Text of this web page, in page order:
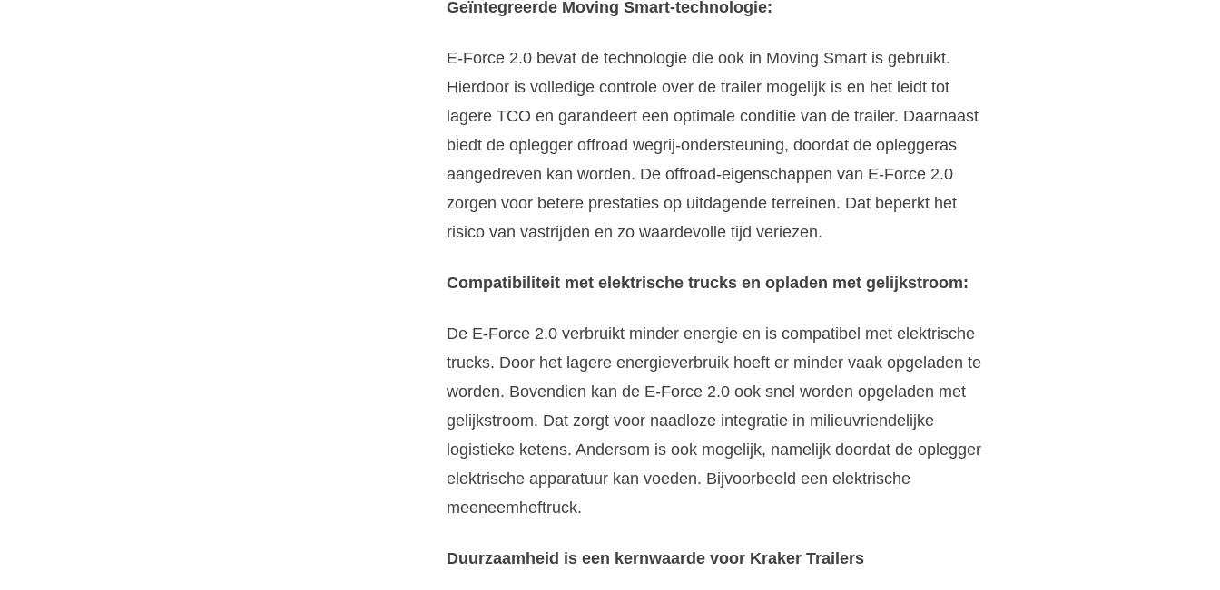
Geïntegreerde Moving Smart-technologie:
E-Force 2.0 bevat de technologie die ook in Moving Smart is gebruikt.
Hierdoor is volledige controle over de trailer mogelijk is en het leidt tot
lagere TCO en garandeert een optimale conditie van de trailer. Daarnaast
biedt de oplegger offroad wegrij-ondersteuning, doordat de opleggeras
aangedreven kan worden. De offroad-eigenschappen van E-Force 2.0
zorgen voor betere prestaties op uitdagende terreinen. Dat beperkt het
risico van vastrijden en zo waardevolle tijd veriezen.
Compatibiliteit met elektrische trucks en opladen met gelijkstroom:
De E-Force 2.0 verbruikt minder energie en is compatibel met elektrische
trucks. Door het lagere energieverbruik hoeft er minder vaak opgeladen te
worden. Bovendien kan de E-Force 2.0 ook snel worden opgeladen met
gelijkstroom. Dat zorgt voor naadloze integratie in milieuvriendelijke
logistieke ketens. Andersom is ook mogelijk, namelijk doordat de oplegger
elektrische apparatuur kan voeden. Bijvoorbeeld een elektrische
meeneemheftruck.
Duurzaamheid is een kernwaarde voor Kraker Trailers